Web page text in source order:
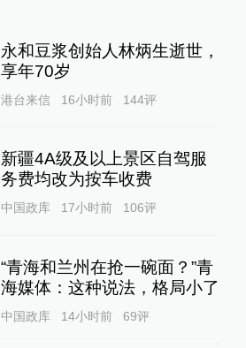
永和豆浆创始人林炳生逝世，
享年70岁
港台来信 16小时前 144评
新疆4A级及以上景区自驾服
务费均改为按车收费
中国政库 17小时前 106评
“青海和兰州在抢一碗面？”青
海媒体：这种说法，格局小了
中国政库 14小时前 69评